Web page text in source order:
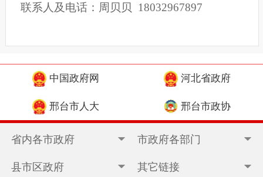
联系人及电话：周贝贝 18032967897
中国政府网 河北省政府
邢台市人大 邢台市政协
省内各市政府 市政府各部门
县市区政府 其它链接